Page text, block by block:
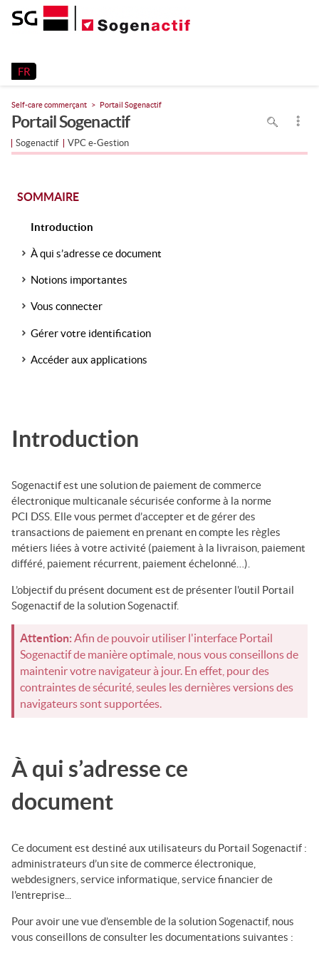
FR
Self-care commerçant Portail Sogenactif
Portail Sogenactif
Pour
rechercher
dans
utiliser
Sogenactif VPC e-Gestion
SOMMAIRE
Introduction
À qui s’adresse ce document
Notions importantes
Vous connecter
Gérer votre identification
Accéder aux applications
Introduction
Sogenactifest une solution de paiement de commerce
électronique multicanale sécurisée conforme à la norme
PCI DSS. Elle vous permet d’accepter et de gérer des
transactions de paiement en prenant en compte les règles
métiers liées à votre activité (paiement à la livraison, paiement
différé, paiement récurrent, paiement échelonné …).
L’objectif du présent document est de présenter l'outil Portail
Sogenactifde la solutionSogenactif.
Attention: Afin de pouvoir utiliser l'interface Portail
Sogenactifde manière optimale, nous vous conseillons de
maintenir votre navigateur à jour. En effet, pour des
contraintes de sécurité, seules les dernières versions des
navigateurs sont supportées.
À qui s’adresse ce
document
Ce document est destiné aux utilisateurs du Portail Sogenactif :
administrateurs d’un site de commerce électronique,
webdesigners, service informatique, service financier de
l'entreprise...
Pour avoir une vue d’ensemble de la solutionSogenactif, nous
vous conseillons de consulter les documentations suivantes :